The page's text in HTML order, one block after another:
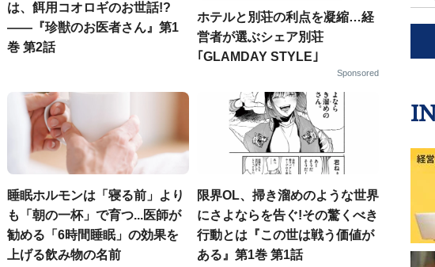
は、餌用コオロギのお世話!?
――『珍獣のお医者さん』第1
巻 第2話
ホテルと別荘の利点を凝縮…経
営者が選ぶシェア別荘
｢GLAMDAY STYLE｣
Sponsored
睡眠ホルモンは「寝る前」より
も「朝の一杯」で育つ...医師が
勧める「6時間睡眠」の効果を
上げる飲み物の名前
限界OL、掃き溜めのような世界
にさよならを告ぐ!その驚くべき
行動とは『この世は戦う価値が
ある』第1巻 第1話